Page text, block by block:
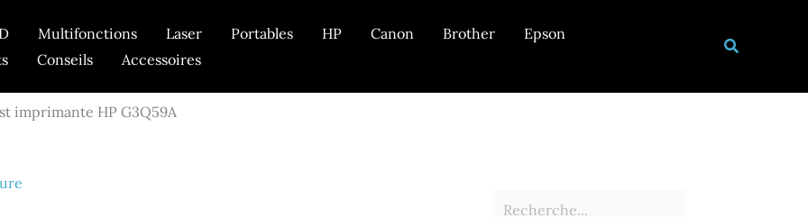
Multifonctions Laser Portables HP Canon Brother
Epson
Conseils Accessoires
imprimante HP G3Q59A